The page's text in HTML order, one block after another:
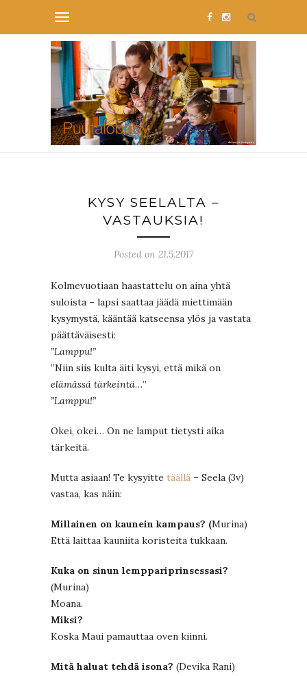
KYSY SEELALTA –
VASTAUKSIA!
Posted on 21.5.2017
Kolmevuotiaan haastattelu on aina yhtä
suloista – lapsi saattaa jäädä miettimään
kysymystä, kääntää katseensa ylös ja vastata
päättäväisesti:
”Lamppu!”
”Niin siis kulta äiti kysyi, että mikä on
elämässä tärkeintä…”
”Lamppu!”
Okei, okei… On ne lamput tietysti aika
tärkeitä.
Mutta asiaan! Te kysyitte täällä – Seela (3v)
vastaa, kas näin:
Millainen on kaunein kampaus? (Murina)
Että laittaa kauniita koristeita tukkaan.
Kuka on sinun lemppariprinsessasi?
(Murina)
Moana.
Miksi?
Koska Maui pamauttaa oven kiinni.
Mitä haluat tehdä isona? (Devika Rani)